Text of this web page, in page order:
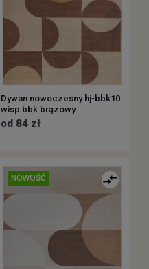
Dywan nowoczesny hj-bbk10
wisp bbk brązowy
od 84 zł
NOWOŚĆ